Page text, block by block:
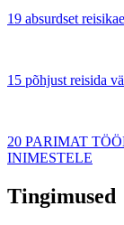
19 absurdset
15 põhjust reisida
20 PARIMAT
INIMESTELE
Tingimused